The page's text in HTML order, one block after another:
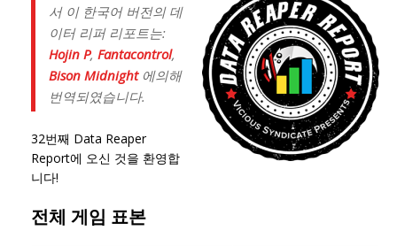
서 이 한국어 버전의 데
이터 리퍼 리포트는:
Hojin P, Fantacontrol,
Bison Midnight에의해
번역되였습니다.
32번째 Data Reaper
Report에 오신 것을 환영합
니다!
전체 게임 표본